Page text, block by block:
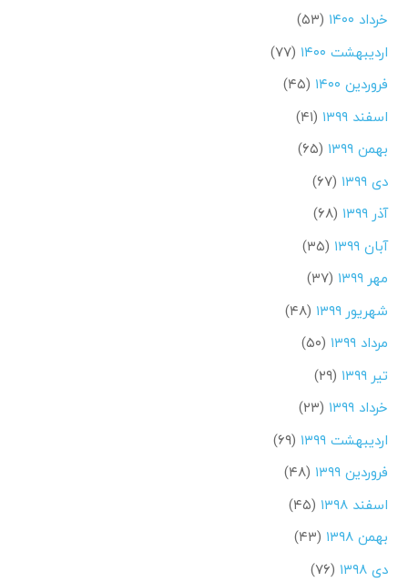
خرداد ۱۴۰۰
(۵۳)
اردیبهشت ۱۴۰۰
(۷۷)
فروردین ۱۴۰۰
(۴۵)
اسفند ۱۳۹۹
(۴۱)
بهمن ۱۳۹۹
(۶۵)
دی ۱۳۹۹
(۶۷)
آذر ۱۳۹۹
(۶۸)
آبان ۱۳۹۹
(۳۵)
مهر ۱۳۹۹
(۳۷)
شهریور ۱۳۹۹
(۴۸)
مرداد ۱۳۹۹
(۵۰)
تیر ۱۳۹۹
(۲۹)
خرداد ۱۳۹۹
(۲۳)
اردیبهشت ۱۳۹۹
(۶۹)
فروردین ۱۳۹۹
(۴۸)
اسفند ۱۳۹۸
(۴۵)
بهمن ۱۳۹۸
(۴۳)
دی ۱۳۹۸
(۷۶)